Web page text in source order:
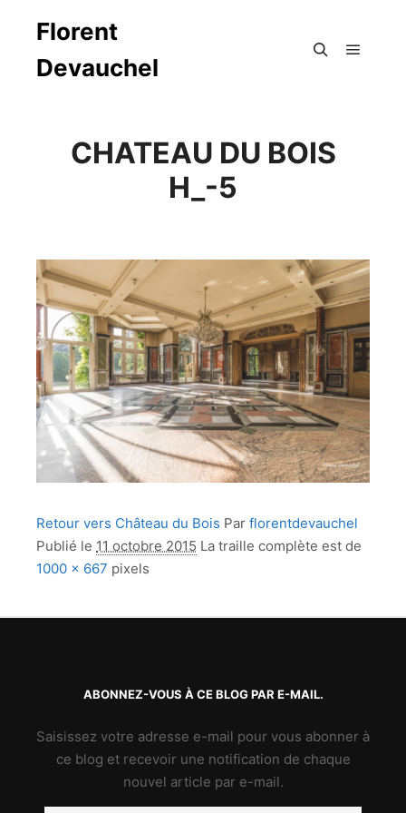
Florent
Devauchel
CHATEAU DU BOIS
H_-5
Retour vers Château du Bois Par florentdevauchel
Publié le 11 octobre 2015 La traille complète est de
1000 × 667 pixels
ABONNEZ-VOUS À CE BLOG PAR E-MAIL.
Saisissez votre adresse e-mail pour vous abonner à
ce blog et recevoir une notification de chaque
nouvel article par e-mail.